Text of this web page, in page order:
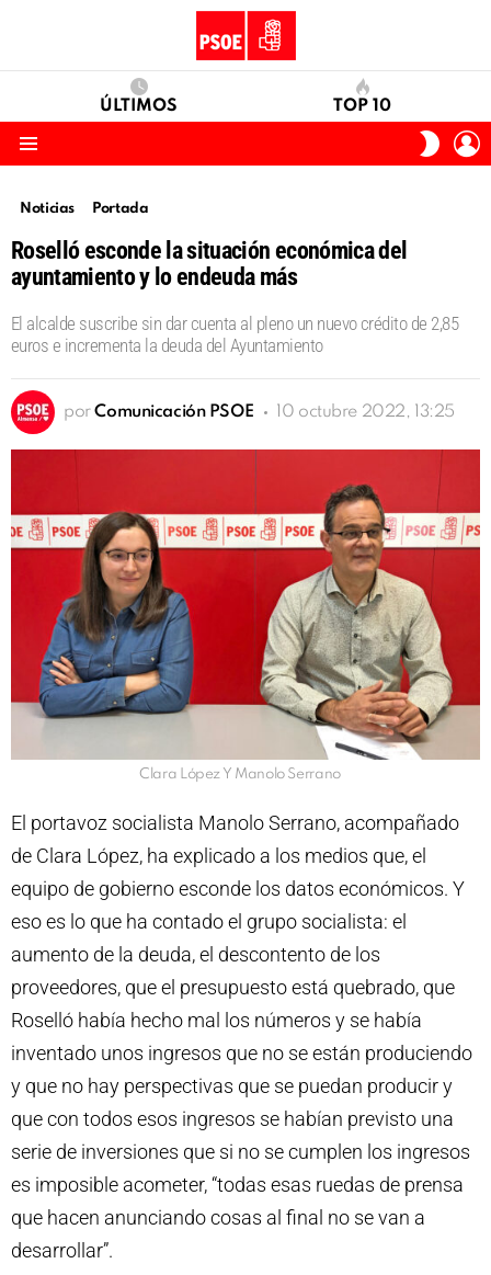
ÚLTIMOS TOP 10
SKIN
Noticias Portada
Roselló esconde la situación económica del
ayuntamiento y lo endeuda más
El alcalde suscribe sin dar cuenta al pleno un nuevo crédito de 2,85
euros e incrementa la deuda del Ayuntamiento
por Comunicación PSOE 10 octubre 2022, 13:25
Clara López Y Manolo Serrano
El portavoz socialista Manolo Serrano, acompañado
de Clara López, ha explicado a los medios que, el
equipo de gobierno esconde los datos económicos. Y
eso es lo que ha contado el grupo socialista: el
aumento de la deuda, el descontento de los
proveedores, que el presupuesto está quebrado, que
Roselló había hecho mal los números y se había
inventado unos ingresos que no se están produciendo
y que no hay perspectivas que se puedan producir y
que con todos esos ingresos se habían previsto una
serie de inversiones que si no se cumplen los ingresos
es imposible acometer, “todas esas ruedas de prensa
que hacen anunciando cosas al final no se van a
desarrollar”.